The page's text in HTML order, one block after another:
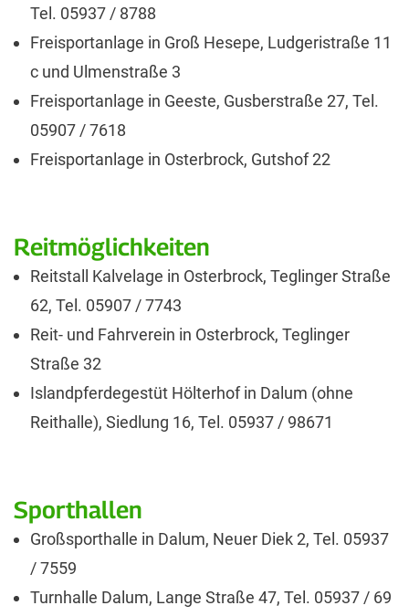
Tel. 05937 / 8788
Freisportanlage in Groß Hesepe, Ludgeristraße 11
c und Ulmenstraße 3
Freisportanlage in Geeste, Gusberstraße 27, Tel.
05907 / 7618
Freisportanlage in Osterbrock, Gutshof 22
Reitmöglichkeiten
Reitstall Kalvelage in Osterbrock, Teglinger Straße
62, Tel. 05907 / 7743
Reit- und Fahrverein in Osterbrock, Teglinger
Straße 32
Islandpferdegestüt Hölterhof in Dalum (ohne
Reithalle), Siedlung 16, Tel. 05937 / 98671
Sporthallen
Großsporthalle in Dalum, Neuer Diek 2, Tel. 05937
/ 7559
Turnhalle Dalum, Lange Straße 47, Tel. 05937 / 69